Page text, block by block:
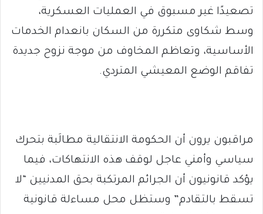
تصعيدًا غير مسبوق في العمليات العسكرية،
وسط شكاوى متكررة من السكان بانعدام الخدمات
الأساسية، وتعاظم المخاوف من موجة نزوح جديدة
تفاقم الوضع المعيشي المتردي.
مراقبون يرون أن الحكومة الانتقالية مطالَبة بتحرك
سياسي وأمني عاجل لوقف هذه الانتهاكات، فيما
يؤكد قانونيون أن الجرائم المرتكبة بحق المدنيين “لا
تسقط بالتقادم” وستظل محل مساءلة قانونية